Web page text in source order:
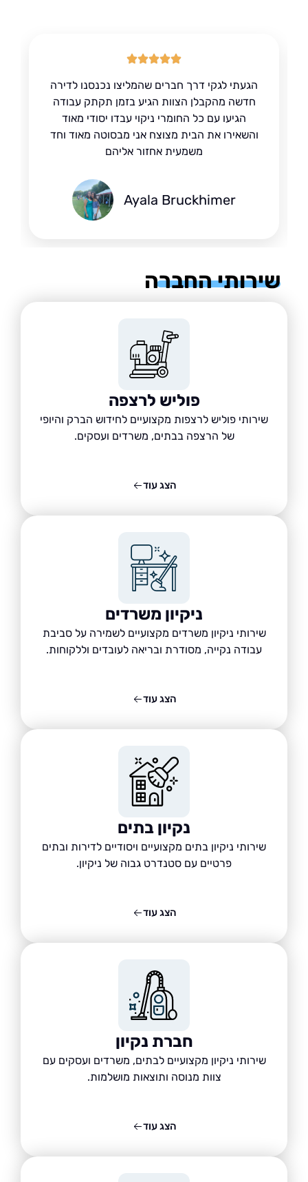
הגעתי לגקי דרך חברים שהמליצו נכנסנו לדירה
חדשה מהקבלן הצוות הגיע בזמן תקתק עבודה
הגיעו עם כל החומרי ניקוי עבדו יסודי מאוד
והשאירו את הבית מצוצח אני מבסוטה מאוד וחד
משמעית אחזור אליהם
Ayala Bruckhimer
החברה
פוליש לרצפה
שירותי פוליש לרצפות מקצועיים לחידוש הברק והיופי
של הרצפה בבתים, משרדים ועסקים.
ניקיון משרדים
שירותי ניקיון משרדים מקצועיים לשמירה על סביבת
עבודה נקייה, מסודרת ובריאה לעובדים וללקוחות.
נקיון בתים
שירותי ניקיון בתים מקצועיים ויסודיים לדירות ובתים
פרטיים עם סטנדרט גבוה של ניקיון.
חברת נקיון
שירותי ניקיון מקצועיים לבתים, משרדים ועסקים עם
צוות מנוסה ותוצאות מושלמות.